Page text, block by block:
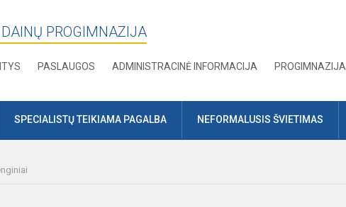
PROGIMNAZIJA
PASLAUGOS ADMINISTRACINĖ INFORMACIJA PROGIMNAZIJA
SPECIALISTŲ TEIKIAMA PAGALBA NEFORMALUSIS ŠVIETIMAS